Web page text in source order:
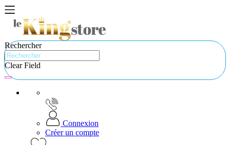
Rechercher
Clear Field
Connexion
Créer un compte